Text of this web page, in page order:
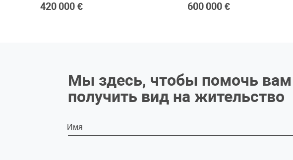
420 000 € 600 000 €
Мы здесь, чтобы помочь вам
получить вид на жительство
Имя